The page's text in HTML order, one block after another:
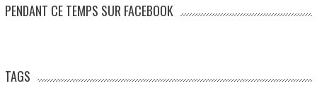
PENDANT CE TEMPS SUR FACEBOOK
TAGS